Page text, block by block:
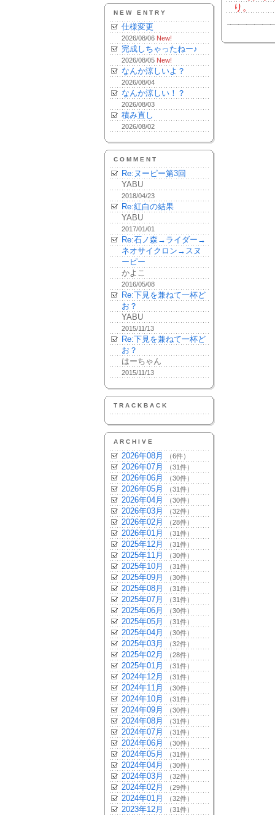
NEW ENTRY
仕様変更
2026/08/06 New!
完成しちゃったねー♪
2026/08/05 New!
なんか涼しいよ？
2026/08/04
なんか涼しい！？
2026/08/03
積み直し
2026/08/02
COMMENT
Re:ヌーピー第3回
YABU
2018/04/23
Re:紅白の結果
YABU
2017/01/01
Re:石ノ森→ライダー→
ネオサイクロン→スヌ
ーピー
かよこ
2016/05/08
Re:下見を兼ねて一杯ど
お？
YABU
2015/11/13
Re:下見を兼ねて一杯ど
お？
はーちゃん
2015/11/13
TRACKBACK
ARCHIVE
2026年08月 （6件）
2026年07月 （31件）
2026年06月 （30件）
2026年05月 （31件）
2026年04月 （30件）
2026年03月 （32件）
2026年02月 （28件）
2026年01月 （31件）
2025年12月 （31件）
2025年11月 （30件）
2025年10月 （31件）
2025年09月 （30件）
2025年08月 （31件）
2025年07月 （31件）
2025年06月 （30件）
2025年05月 （31件）
2025年04月 （30件）
2025年03月 （32件）
2025年02月 （28件）
2025年01月 （31件）
2024年12月 （31件）
2024年11月 （30件）
2024年10月 （31件）
2024年09月 （30件）
2024年08月 （31件）
2024年07月 （31件）
2024年06月 （30件）
2024年05月 （31件）
2024年04月 （30件）
2024年03月 （32件）
2024年02月 （29件）
2024年01月 （32件）
2023年12月 （31件）
り。